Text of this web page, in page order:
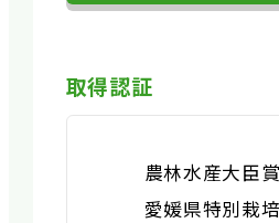
取得認証
農林水産大臣賞
愛媛県特別栽